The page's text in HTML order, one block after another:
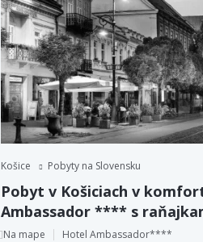
Košice Pobyty na Slovensku
Pobyt v Košiciach v
Ambassador **** s
Na mape Hotel Ambassador****